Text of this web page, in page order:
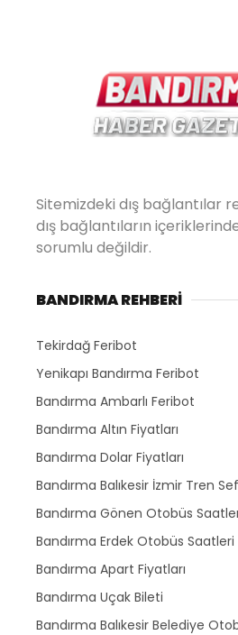
Sitemizdeki dış bağlantılar
dış bağlantıların
sorumlu değildir.
BANDIRMA REHBERİ
Tekirdağ Feribot
Yenikapı Bandırma Feribot
Bandırma Ambarlı Feribot
Bandırma Altın Fiyatları
Bandırma Dolar Fiyatları
Bandırma Balıkesir İzmir Tren
Bandırma Gönen Otobüs
Bandırma Erdek Otobüs Saatleri
Bandırma Apart Fiyatları
Bandırma Uçak Bileti
Bandırma Balıkesir Belediye